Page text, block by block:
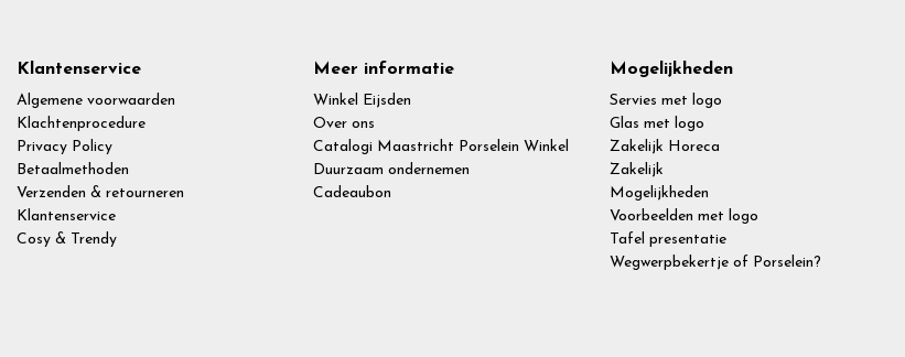
Klantenservice
Algemene voorwaarden
Klachtenprocedure
Privacy Policy
Betaalmethoden
Verzenden & retourneren
Klantenservice
Cosy & Trendy
Meer informatie
Winkel Eijsden
Over ons
Catalogi Maastricht Porselein Winkel
Duurzaam ondernemen
Cadeaubon
Mogelijkheden
Servies met logo
Glas met logo
Zakelijk Horeca
Zakelijk
Mogelijkheden
Voorbeelden met logo
Tafel presentatie
Wegwerpbekertje of Porselein?